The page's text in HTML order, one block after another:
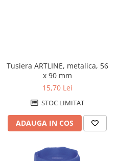
Spray-uri mobila
Rechizite scolare
Acuarele si seturi de pictura
Alte articole scolare
Articole creative pentru copii
Blocuri pentru desen
Tusiera ARTLINE, metalica, 56
x 90 mm
15,70 Lei
STOC LIMITAT
ADAUGA IN COS